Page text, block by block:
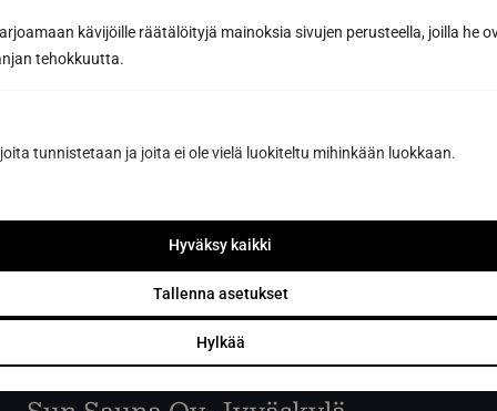
kävijöille räätälöityjä mainoksia sivujen perusteella, joilla he
tehokkuutta.
tunnistetaan ja joita ei ole vielä luokiteltu mihinkään luokkaan.
Hylkää
Tallenna asetukset
Hyväksy kaikki
Tilaamalla hyväksyt Sun Sauna Oy:n